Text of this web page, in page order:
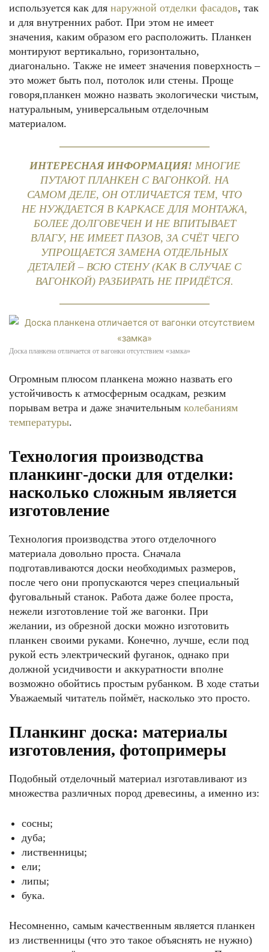
используется как для наружной отделки фасадов, так
и для внутренних работ. При этом не имеет
значения, каким образом его расположить. Планкен
монтируют вертикально, горизонтально,
диагонально. Также не имеет значения поверхность –
это может быть пол, потолок или стены. Проще
говоря,планкен можно назвать экологически чистым,
натуральным, универсальным отделочным
материалом.
ИНТЕРЕСНАЯ ИНФОРМАЦИЯ! МНОГИЕ
ПУТАЮТ ПЛАНКЕН С ВАГОНКОЙ. НА
САМОМ ДЕЛЕ, ОН ОТЛИЧАЕТСЯ ТЕМ, ЧТО
НЕ НУЖДАЕТСЯ В КАРКАСЕ ДЛЯ МОНТАЖА,
БОЛЕЕ ДОЛГОВЕЧЕН И НЕ ВПИТЫВАЕТ
ВЛАГУ, НЕ ИМЕЕТ ПАЗОВ, ЗА СЧЁТ ЧЕГО
УПРОЩАЕТСЯ ЗАМЕНА ОТДЕЛЬНЫХ
ДЕТАЛЕЙ – ВСЮ СТЕНУ (КАК В СЛУЧАЕ С
ВАГОНКОЙ) РАЗБИРАТЬ НЕ ПРИДЁТСЯ.
Доска планкена отличается от вагонки отсутствием «замка»
Огромным плюсом планкена можно назвать его
устойчивость к атмосферным осадкам, резким
порывам ветра и даже значительным колебаниям
температуры.
Технология производства
планкинг-доски для отделки:
насколько сложным является
изготовление
Технология производства этого отделочного
материала довольно проста. Сначала
подготавливаются доски необходимых размеров,
после чего они пропускаются через специальный
фуговальный станок. Работа даже более проста,
нежели изготовление той же вагонки. При
желании, из обрезной доски можно изготовить
планкен своими руками. Конечно, лучше, если под
рукой есть электрический фуганок, однако при
должной усидчивости и аккуратности вполне
возможно обойтись простым рубанком. В ходе статьи
Уважаемый читатель поймёт, насколько это просто.
Планкинг доска: материалы
изготовления, фотопримеры
Подобный отделочный материал изготавливают из
множества различных пород древесины, а именно из:
сосны;
дуба;
лиственницы;
ели;
липы;
бука.
Несомненно, самым качественным является планкен
из лиственницы (что это такое объяснять не нужно)